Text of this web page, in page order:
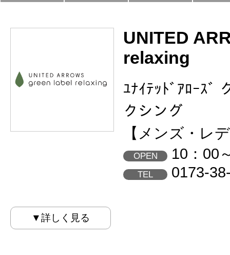
UNITED
relaxing
ﾕﾅｲﾃｯﾄﾞｱﾛｰｽﾞ
クシング
【メンズ・レ
OPEN 10：00
TEL 0173-
▼詳しく見る